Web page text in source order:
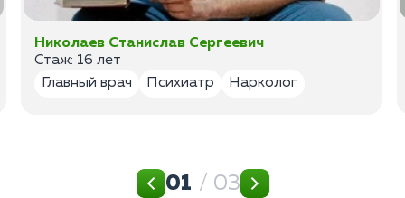
Николаев Станислав Сергеевич
Стаж: 16 лет
Главный врач
Психиатр Нарколог
01 / 03